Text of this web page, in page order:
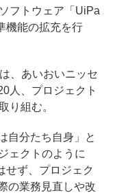
フトウェア「UiPa
機能の拡充を行
、あいおいニッセ
人、プロジェクト
り組む。
自分たち自身」と
ェクトのように
せず、プロジェク
の業務見直しや改